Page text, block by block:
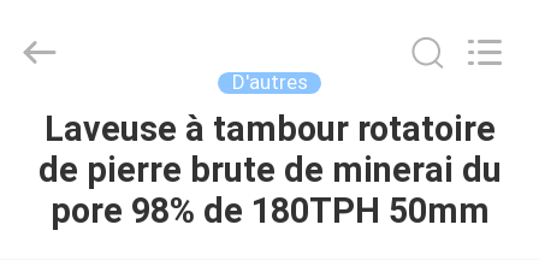
MAISON
PRODUITS
Zhengzhou
Hengyang
Reserved.
D'autres
Laveuse à tambour rotatoire
de pierre brute de minerai du
pore 98% de 180TPH 50mm